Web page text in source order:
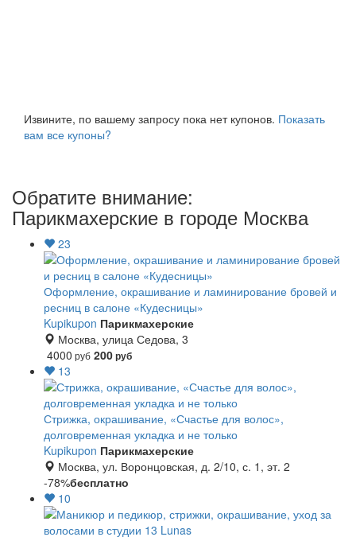
Извините, по вашему запросу пока нет купонов. Показать
вам все купоны?
Обратите внимание:
Парикмахерские в городе Москва
23
Оформление, окрашивание и ламинирование бровей и
ресниц в салоне «Кудесницы»
Kupikupon Парикмахерские
Москва, улица Седова, 3
4000 руб 200руб
13
Стрижка, окрашивание, «Счастье для волос»,
долговременная укладка и не только
Kupikupon Парикмахерские
Москва, ул. Воронцовская, д. 2/10, с. 1, эт. 2
-78%бесплатно
10